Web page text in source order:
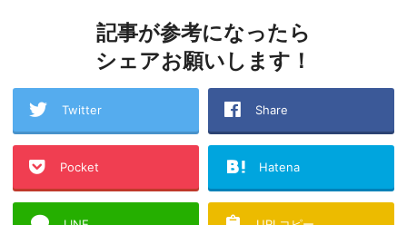
記事が参考になったら
シェアお願いします！
Twitter Share
Pocket Hatena